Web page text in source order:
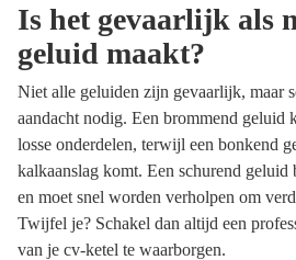
Is het gevaarlijk als
geluid maakt?
Niet alle geluiden zijn gevaarlijk, maar
aandacht nodig. Een brommend geluid
losse onderdelen, terwijl een bonkend
kalkaanslag komt. Een schurend geluid
en moet snel worden verholpen om
Twijfel je? Schakel dan altijd een
van je cv-ketel te waarborgen.